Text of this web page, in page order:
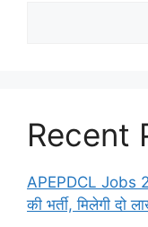
Recent
APEPDCL Jobs
की भर्ती, मिलेगी दो